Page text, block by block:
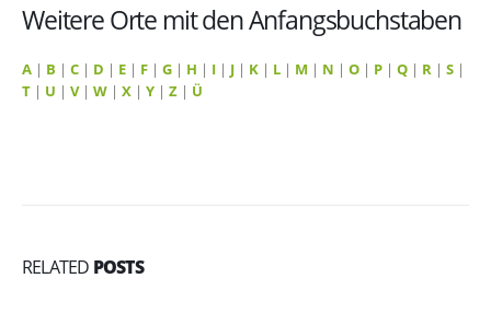
Weitere Orte mit den Anfangsbuchstaben
A | B | C | D | E | F | G | H | I | J | K | L | M | N | O | P | Q | R | S |
T | U | V| W | X | Y | Z | Ü
RELATED POSTS